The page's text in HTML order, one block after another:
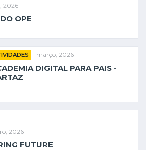
2026
OPE
março, 2026
DIGITAL PARA PAIS -
2026
FUTURE